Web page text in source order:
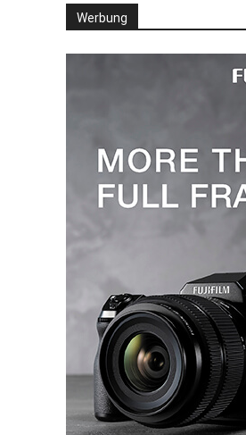
Werbung